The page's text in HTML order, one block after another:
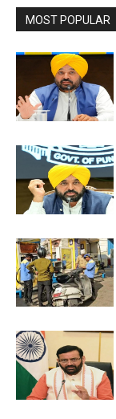
MOST POPULAR